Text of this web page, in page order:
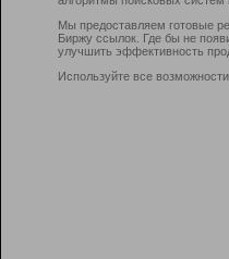
Мы предоставляем готовые
Биржу ссылок. Где бы не
улучшить эффективность
Используйте все